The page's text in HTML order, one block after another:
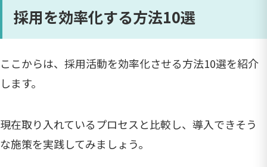
採用を効率化する方法10選
ここからは、採用活動を効率化させる方法10選を紹介
します。
現在取り入れているプロセスと比較し、導入できそう
な施策を実践してみましょう。